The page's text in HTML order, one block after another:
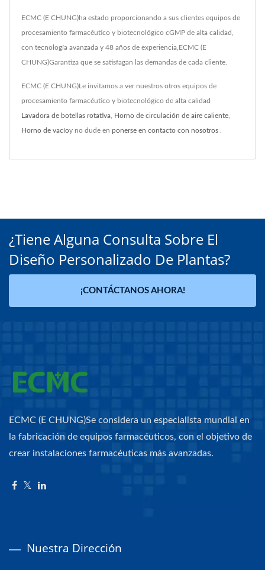
ECMC (E CHUNG)ha estado proporcionando a sus clientes equipos de
procesamiento farmacéutico y biotecnológico cGMP de alta calidad,
con tecnología avanzada y 48 años de experiencia,ECMC (E
CHUNG)Garantiza que se satisfagan las demandas de cada cliente.
ECMC (E CHUNG)Le invitamos a ver nuestros otros equipos de
procesamiento farmacéutico y biotecnológico de alta calidad
Lavadora de botellas rotativa Horno de circulación de aire caliente
Horno de vacíoy no dude en ponerse en contacto con nosotros
¿Tiene Alguna Consulta Sobre El
Diseño Personalizado De Plantas?
¡CONTÁCTANOS AHORA!
ECMC (E CHUNG)Se considera un especialista mundial en
la fabricación de equipos farmacéuticos, con el objetivo de
crear instalaciones farmacéuticas más avanzadas.
Nuestra Dirección